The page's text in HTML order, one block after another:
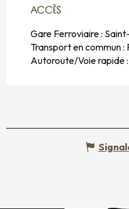
ACCÈS
ACCÈS
Gare Ferroviaire :
Transport en commun :
Autoroute/Voie rapide